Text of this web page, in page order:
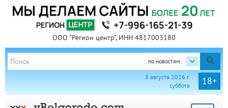
ООО "Регион центр", ИНН 4817003180
по новостям
18+
8 августа 2026 г.
суббота